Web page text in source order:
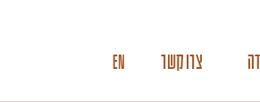
צרו קשר EN